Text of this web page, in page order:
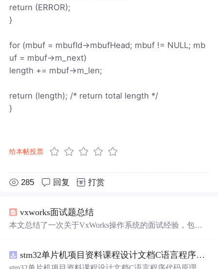
return (ERROR);
}
for (mbuf = mbufId->mbufHead; mbuf != NULL; mb
uf = mbuf->m_next)
length += mbuf->m_len;
return (length); /* return total length */
}
给本帖投票
285 回复 打赏
vxworks面试题总结
本文总结了一次关于VxWorks操作系统的面试经验，包括
stm32单片机项目资料课程设计文档C语言程序代码原理图电路PCB实例五种PWM反馈控制模式研究